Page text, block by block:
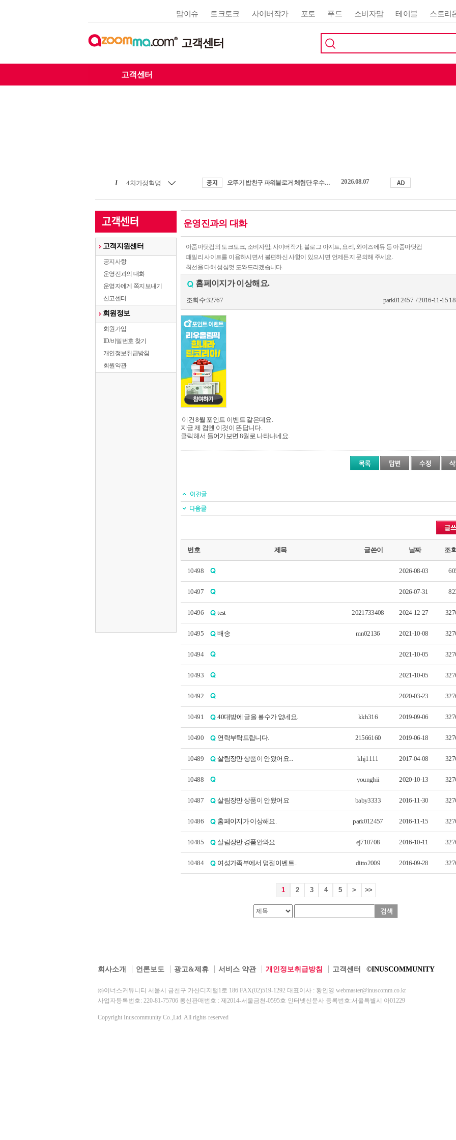
맘이슈 토크토크 사이버작가 포토 푸드 소비자맘 테이블 스토리
고객센터
고객센터
1 4차가정혁명 오뚜기 밥친구 파워블로거 체험단 우수활동자 발표 2026.08.07
고객지원센터
공지사항
운영진과의 대화
운영자에게 쪽지보내기
신고센터
회원정보
회원가입
ID/비밀번호 찾기
개인정보취급방침
회원약관
운영진과의 대화
아줌마닷컴의 토크토크, 소비자맘, 사이버작가, 블로그 아지트, 요리, 와이즈에듀 등 아줌마닷컴
패밀리 사이트를 이용하시면서 불편하신 사항이 있으시면 언제든지 문의해 주세요.
최선을 다해 성심껏 도와드리겠습니다.
홈페이지가 이상해요.
조회수:32767 park012457 / 2016-11-15
이건 8월 포인트 이벤트 같은데요.
지금 제 컴엔 이것이 뜬답니다.
클릭해서 들어가보면 8월로 나타나네요.
번호 제목 글쓴이 날짜 조
10498 2026-08-03
10497 2026-07-31
10496 test 2021733408 2024-12-27
10495 배송 mn02136 2021-10-08
10494 2021-10-05
10493 2021-10-05
10492 2020-03-23
10491 40대방에 글을 볼수가 없네요. kkh316 2019-09-06
10490 연락부탁드립니다. 21566160 2019-06-18
10489 살림장만 상품이 안왔어요... khj1111 2017-04-08
10488 younghii 2020-10-13
10487 살림장만 상품이 안왔어요 baby3333 2016-11-30
10486 홈페이지가 이상해요. park012457 2016-11-15
10485 살림장만 경품안와요 ej710708 2016-10-11
10484 여성가족부에서 명절이벤트.. ditto2009 2016-09-28
1 2 3 4 5 > >>